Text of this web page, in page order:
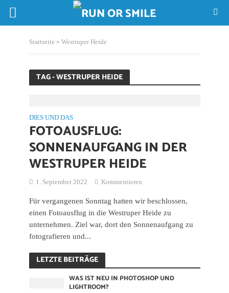
Startseite » Westruper Heide
TAG - WESTRUPER HEIDE
DIES UND DAS
FOTOAUSFLUG:
SONNENAUFGANG IN DER
WESTRUPER HEIDE
1. September 2022 Kommentieren
Für vergangenen Sonntag hatten wir beschlossen,
einen Fotoausflug in die Westruper Heide zu
unternehmen. Ziel war, dort den Sonnenaufgang zu
fotografieren und...
LETZTE BEITRÄGE
WAS IST NEU IN PHOTOSHOP UND
LIGHTROOM?